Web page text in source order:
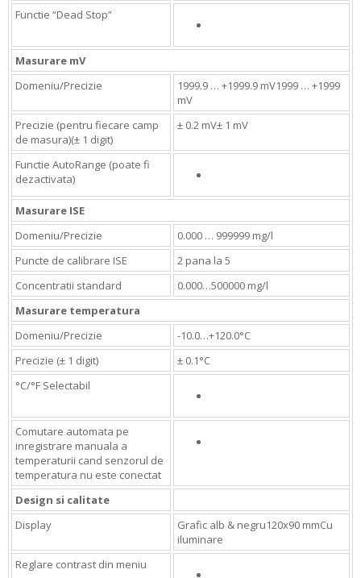
Functie “Dead Stop”
Masurare mV
Domeniu/Precizie
1999.9 … +1999.9 mV1999 … +1999
mV
Precizie (pentru fiecare camp
de masura)(± 1 digit)
± 0.2 mV± 1 mV
Functie AutoRange (poate fi
dezactivata)
Masurare ISE
Domeniu/Precizie
0.000 … 999999 mg/l
Puncte de calibrare ISE
2 pana la 5
Concentratii standard
0.000…500000 mg/l
Masurare temperatura
Domeniu/Precizie
-10.0…+120.0°C
Precizie (± 1 digit)
± 0.1°C
°C/°F Selectabil
Comutare automata pe
inregistrare manuala a
temperaturii cand senzorul de
temperatura nu este conectat
Design si calitate
Display
Grafic alb & negru120x90 mmCu
iluminare
Reglare contrast din meniu